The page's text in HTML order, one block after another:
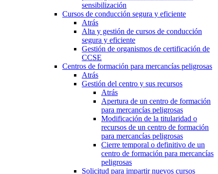
sensibilización
Cursos de conducción segura y eficiente
Atrás
Alta y gestión de cursos de conducción
segura y eficiente
Gestión de organismos de certificación de
CCSE
Centros de formación para mercancías peligrosas
Atrás
Gestión del centro y sus recursos
Atrás
Apertura de un centro de formación
para mercancías peligrosas
Modificación de la titularidad o
recursos de un centro de formación
para mercancías peligrosas
Cierre temporal o definitivo de un
centro de formación para mercancías
peligrosas
Solicitud para impartir nuevos cursos